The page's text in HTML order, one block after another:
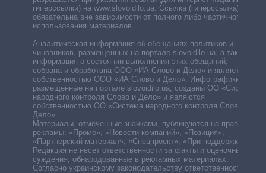
гиперссылки) на www.slovoidilo.ua. Ссылка (гиперссылка)
обязательна вне зависимости от полного либо частичного
использования материалов.
Аналитическая информация об обещаниях политиков и
чиновников, размещенных на портале slovoidilo.ua, а также
информация о состоянии выполнения этих обещаний,
собрана и обработана ООО «ИА Слово и Дело» и является
собственностью ООО «ИА Слово и Дело». Инфографики,
размещенные на портале slovoidilo.ua, созданы ОО «Система
народного контроля Слово и Дело» и являются
собственностью ОО «Система народного контроля Слово и
Дело».
Материалы, отмеченные значками, публикуются на правах
рекламы: «Промо», «Новости компаний», «Позиция»,
«Партнерский материал», «Спецпроект», «При поддержке».
Редакция не несет ответственности за факты и оценочные
суждения, обнародованные в рекламных материалах.
Согласно украинскому законодательству ответственность за